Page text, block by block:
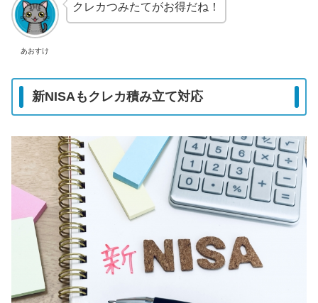
あおすけ
クレカつみたてがお得だね！
新NISAもクレカ積み立て対応